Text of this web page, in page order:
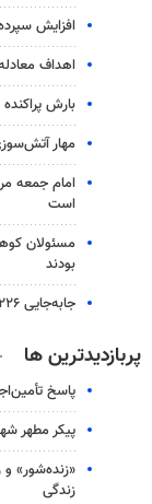
افزایش
اهداف
بارش
مهار
امام جمعه
است
مسئولان
بودند
جابه‌جایی ۱۲۲۶ زائر یزدی از طریق پروازهای اربعین فرودگاه شهید صدوقی
پربازدیدترین ها
پاسخ
پیکر مطهر
«زنده‌شور»
زندگی